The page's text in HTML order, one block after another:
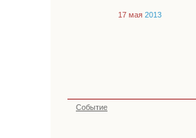
17 мая 2013
Событие